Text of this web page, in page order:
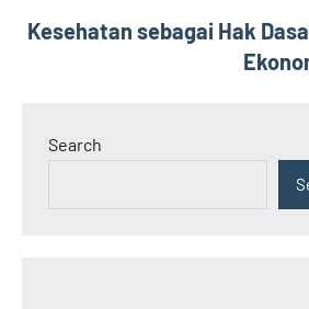
Kesehatan sebagai Hak
Search